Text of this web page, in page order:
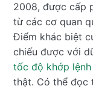
2008, được cấp
từ các cơ quan
Điểm khác biệt
chiếu được với
tốc độ khớp lệnh
thật. Có thể đọc